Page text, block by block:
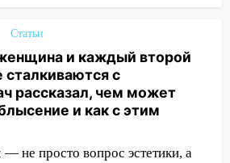
транспортные
акцию «Час
за один день
на пляже и
Статьи
и каждый второй
с
рассказал, чем может
и как с этим
не просто вопрос эстетики, а